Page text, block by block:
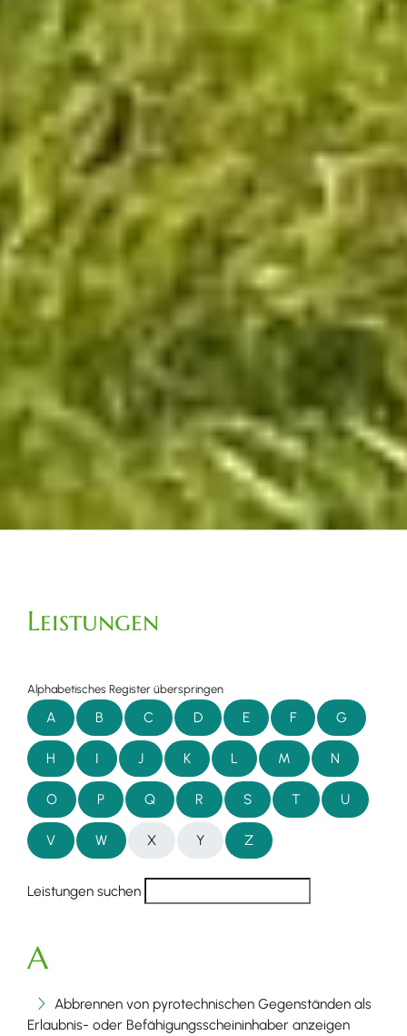
Leistungen
Alphabetisches Register überspringen
A B C D E F G
H I J K L M N
O P Q R S T U
V W X Y Z
Leistungen suchen
A
Abbrennen von pyrotechnischen Gegenständen als
Erlaubnis- oder Befähigungsscheininhaber anzeigen